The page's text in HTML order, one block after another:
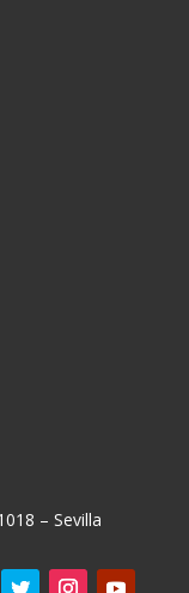
– Sevilla